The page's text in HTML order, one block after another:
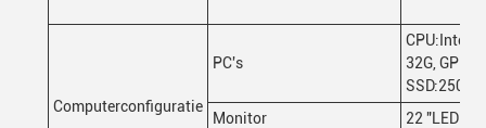
Computerconfiguratie
PC's
32G,
SSD:250G,
Monitor
22 "LED